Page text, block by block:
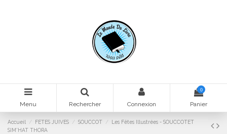
Menu Rechercher Connexion
0
Panier
Accueil FETES JUIVES SOUCCOT
Les Fêtes Illustrées - SOUCCOTET
SIM'HAT THORA